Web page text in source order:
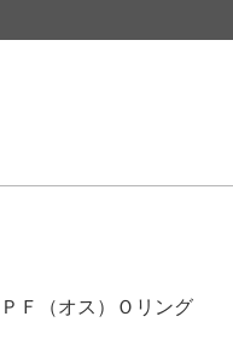
Ｆ（オス）Ｏリング